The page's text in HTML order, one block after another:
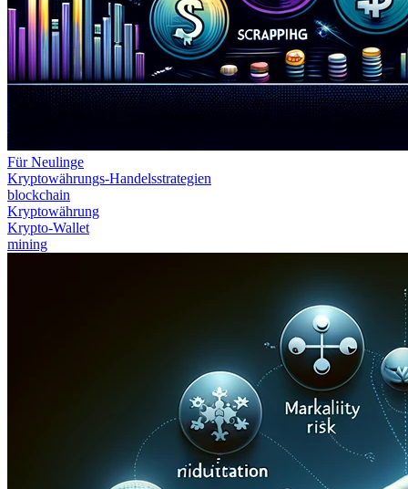
Für Neulinge
Kryptowährungs-Handelsstrategien
blockchain
Kryptowährung
Krypto-Wallet
mining